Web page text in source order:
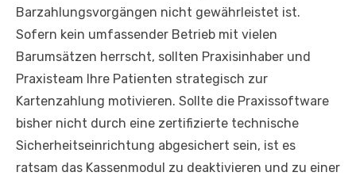
Barzahlungsvorgängen nicht gewährleistet ist.
Sofern kein umfassender Betrieb mit vielen
Barumsätzen herrscht, sollten Praxisinhaber und
Praxisteam Ihre Patienten strategisch zur
Kartenzahlung motivieren. Sollte die Praxissoftware
bisher nicht durch eine zertifizierte technische
Sicherheitseinrichtung abgesichert sein, ist es
ratsam das Kassenmodul zu deaktivieren und zu einer